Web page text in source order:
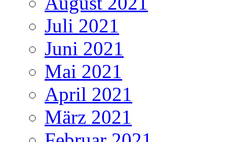
Juli 2021
Juni 2021
Mai 2021
April 2021
März 2021